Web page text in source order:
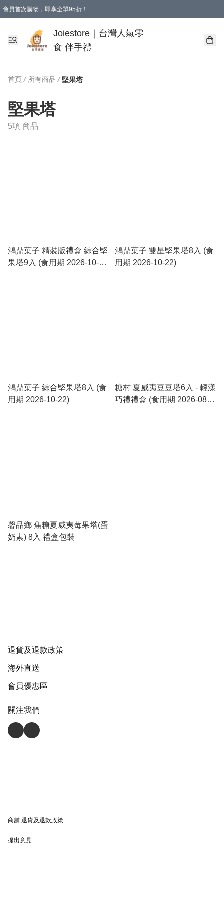
會員首次購物，即享全單95折！
購物滿 HKD 350.00即享免運費優惠！（適用於 本地送貨、本地取貨 )
Joiestore｜台灣人氣零
食 伴手禮
首頁 / 所有商品 / 堅果塔
堅果塔
5項 商品
鴻鼎菓子 精裝版禮盒 綜合堅
果塔9入 (食用期 2026-10-
鴻鼎菓子 雙星堅果塔8入 (食
用期 2026-10-22)
鴻鼎菓子 綜合堅果塔8入 (食
用期 2026-10-22)
糖村 夏威夷豆豆塔6入 - 輕漾
巧禮禮盒 (食用期 2026-08-
馨品鄉 焦糖夏威夷莓果塔(蛋
奶素) 8入 禮盒包裝
退貨及退款政策
海外直送
會員優惠區
關注我們
商舖 退貨及退款政策
提出意見